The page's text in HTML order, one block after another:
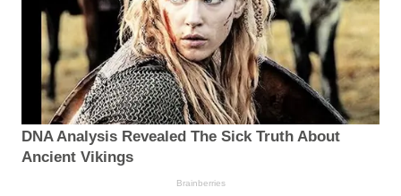
DNA Analysis Revealed The Sick Truth About
Ancient Vikings
Brainberries